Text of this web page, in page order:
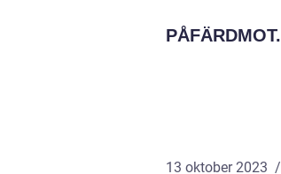
PÅFÄRDMOT.
13 oktober 2023